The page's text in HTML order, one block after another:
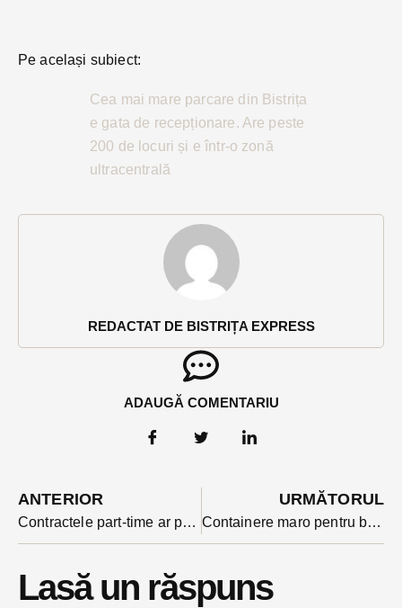
REDACTAT DE BISTRIȚA EXPRESS
ADAUGĂ COMENTARIU
Pe același subiect:
Cea mai mare parcare din Bistrița
e gata de recepționare. Are peste
200 de locuri și e într-o zonă
ultracentrală
ANTERIOR
Contractele part-time ar putea scăpa de supraimpozitare. Vot neașteptat într-o comisie parlamentară esențială
URMĂTORUL
Containere maro pentru bio-deșeuri pe platformele de colectare de la blocuri, din 1 iulie
Lasă un răspuns